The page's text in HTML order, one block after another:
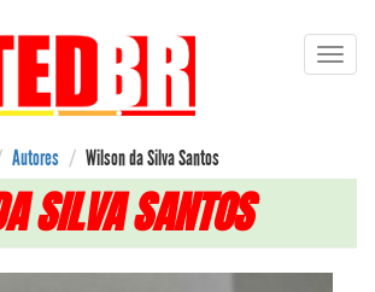
Autores Wilson da Silva Santos
SILVA SANTOS